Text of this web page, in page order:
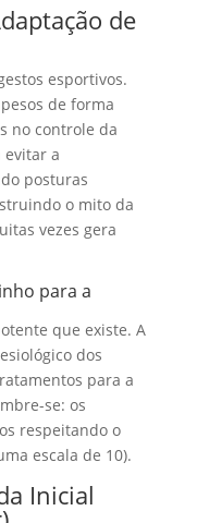
de
esportivos.
de forma
no controle da
evitar a
posturas
o mito da
vezes gera
para a
que existe. A
dos
para a
se: os
respeitando o
escala de 10).
Inicial